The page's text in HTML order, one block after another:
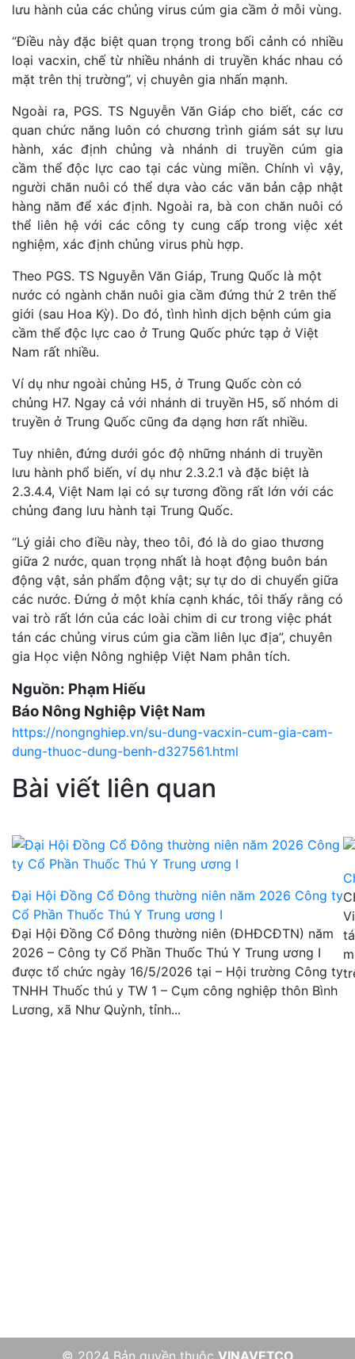
lưu hành của các chủng virus cúm gia cầm ở mỗi vùng.
“Điều này đặc biệt quan trọng trong bối cảnh có nhiều
loại vacxin, chế từ nhiều nhánh di truyền khác nhau có
mặt trên thị trường”, vị chuyên gia nhấn mạnh.
Ngoài ra, PGS. TS Nguyễn Văn Giáp cho biết, các cơ
quan chức năng luôn có chương trình giám sát sự lưu
hành, xác định chủng và nhánh di truyền cúm gia
cầm thể độc lực cao tại các vùng miền. Chính vì vậy,
người chăn nuôi có thể dựa vào các văn bản cập nhật
hàng năm để xác định. Ngoài ra, bà con chăn nuôi có
thể liên hệ với các công ty cung cấp trong việc xét
nghiệm, xác định chủng virus phù hợp.
Theo PGS. TS Nguyễn Văn Giáp, Trung Quốc là một
nước có ngành chăn nuôi gia cầm đứng thứ 2 trên thế
giới (sau Hoa Kỳ). Do đó, tình hình dịch bệnh cúm gia
cầm thể độc lực cao ở Trung Quốc phức tạp ở Việt
Nam rất nhiều.
Ví dụ như ngoài chủng H5, ở Trung Quốc còn có
chủng H7. Ngay cả với nhánh di truyền H5, số nhóm di
truyền ở Trung Quốc cũng đa dạng hơn rất nhiều.
Tuy nhiên, đứng dưới góc độ những nhánh di truyền
lưu hành phổ biến, ví dụ như 2.3.2.1 và đặc biệt là
2.3.4.4, Việt Nam lại có sự tương đồng rất lớn với các
chủng đang lưu hành tại Trung Quốc.
“Lý giải cho điều này, theo tôi, đó là do giao thương
giữa 2 nước, quan trọng nhất là hoạt động buôn bán
động vật, sản phẩm động vật; sự tự do di chuyển giữa
các nước. Đứng ở một khía cạnh khác, tôi thấy rằng có
vai trò rất lớn của các loài chim di cư trong việc phát
tán các chủng virus cúm gia cầm liên lục địa”, chuyên
gia Học viện Nông nghiệp Việt Nam phân tích.
Nguồn: Phạm Hiếu
Báo Nông Nghiệp Việt Nam
https://nongnghiep.vn/su-dung-vacxin-cum-gia-cam-
dung-thuoc-dung-benh-d327561.html
Bài viết liên quan
Đại Hội Đồng Cổ Đông thường niên năm 2026 Công ty
Cổ Phần Thuốc Thú Y Trung ương I
Đại Hội Đồng Cổ Đông thường niên (ĐHĐCĐTN) năm
2026 – Công ty Cổ Phần Thuốc Thú Y Trung ương I
được tổ chức ngày 16/5/2026 tại – Hội trường Công ty
TNHH Thuốc thú y TW 1 – Cụm công nghiệp thôn Bình
Lương, xã Như Quỳnh, tỉnh...